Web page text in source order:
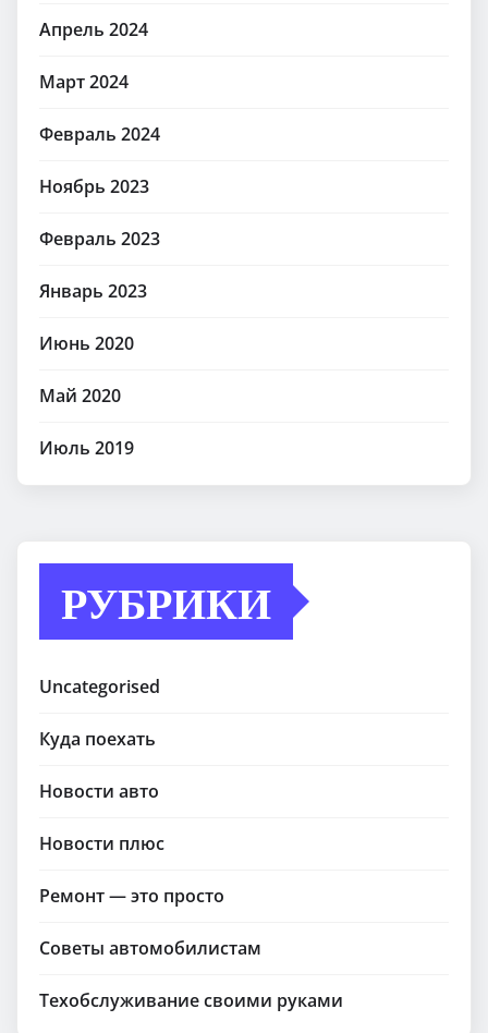
Апрель 2024
Март 2024
Февраль 2024
Ноябрь 2023
Февраль 2023
Январь 2023
Июнь 2020
Май 2020
Июль 2019
РУБРИКИ
Uncategorised
Куда поехать
Новости авто
Новости плюс
Ремонт — это просто
Советы автомобилистам
Техобслуживание своими руками